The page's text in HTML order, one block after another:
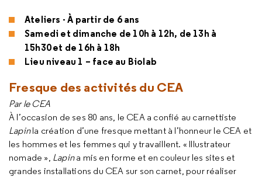
Ateliers - À partir de 6 ans
Samedi et dimanche de 10h à 12h, de 13h à
15h30 et de 16h à 18h
Lieu niveau 1 – face au Biolab
Fresque des activités du CEA
Par le CEA
À l’occasion de ses 80 ans, le CEA a confié au carnettiste
Lapinla création d’une fresque mettant à l’honneur le CEA et
les hommes et les femmes qui y travaillent. « Illustrateur
nomade », Lapina mis en forme et en couleur les sites et
grandes installations du CEA sur son carnet, pour réaliser